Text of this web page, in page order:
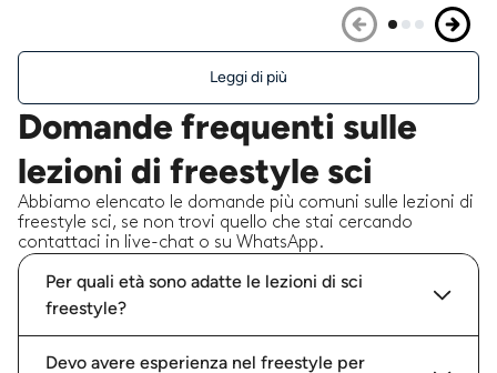
Leggi di più
Domande frequenti sulle
lezioni di freestyle sci
Abbiamo elencato le domande più comuni sulle lezioni di
freestyle sci, se non trovi quello che stai cercando
contattaci in live-chat o su WhatsApp.
Per quali età sono adatte le lezioni di sci
freestyle?
Devo avere esperienza nel freestyle per